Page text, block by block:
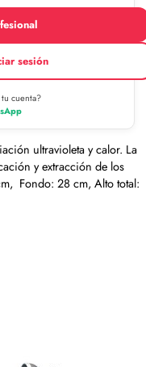
sesión
cuenta?
ultravioleta y calor. La
y extracción de los
Fondo: 28 cm, Alto total: